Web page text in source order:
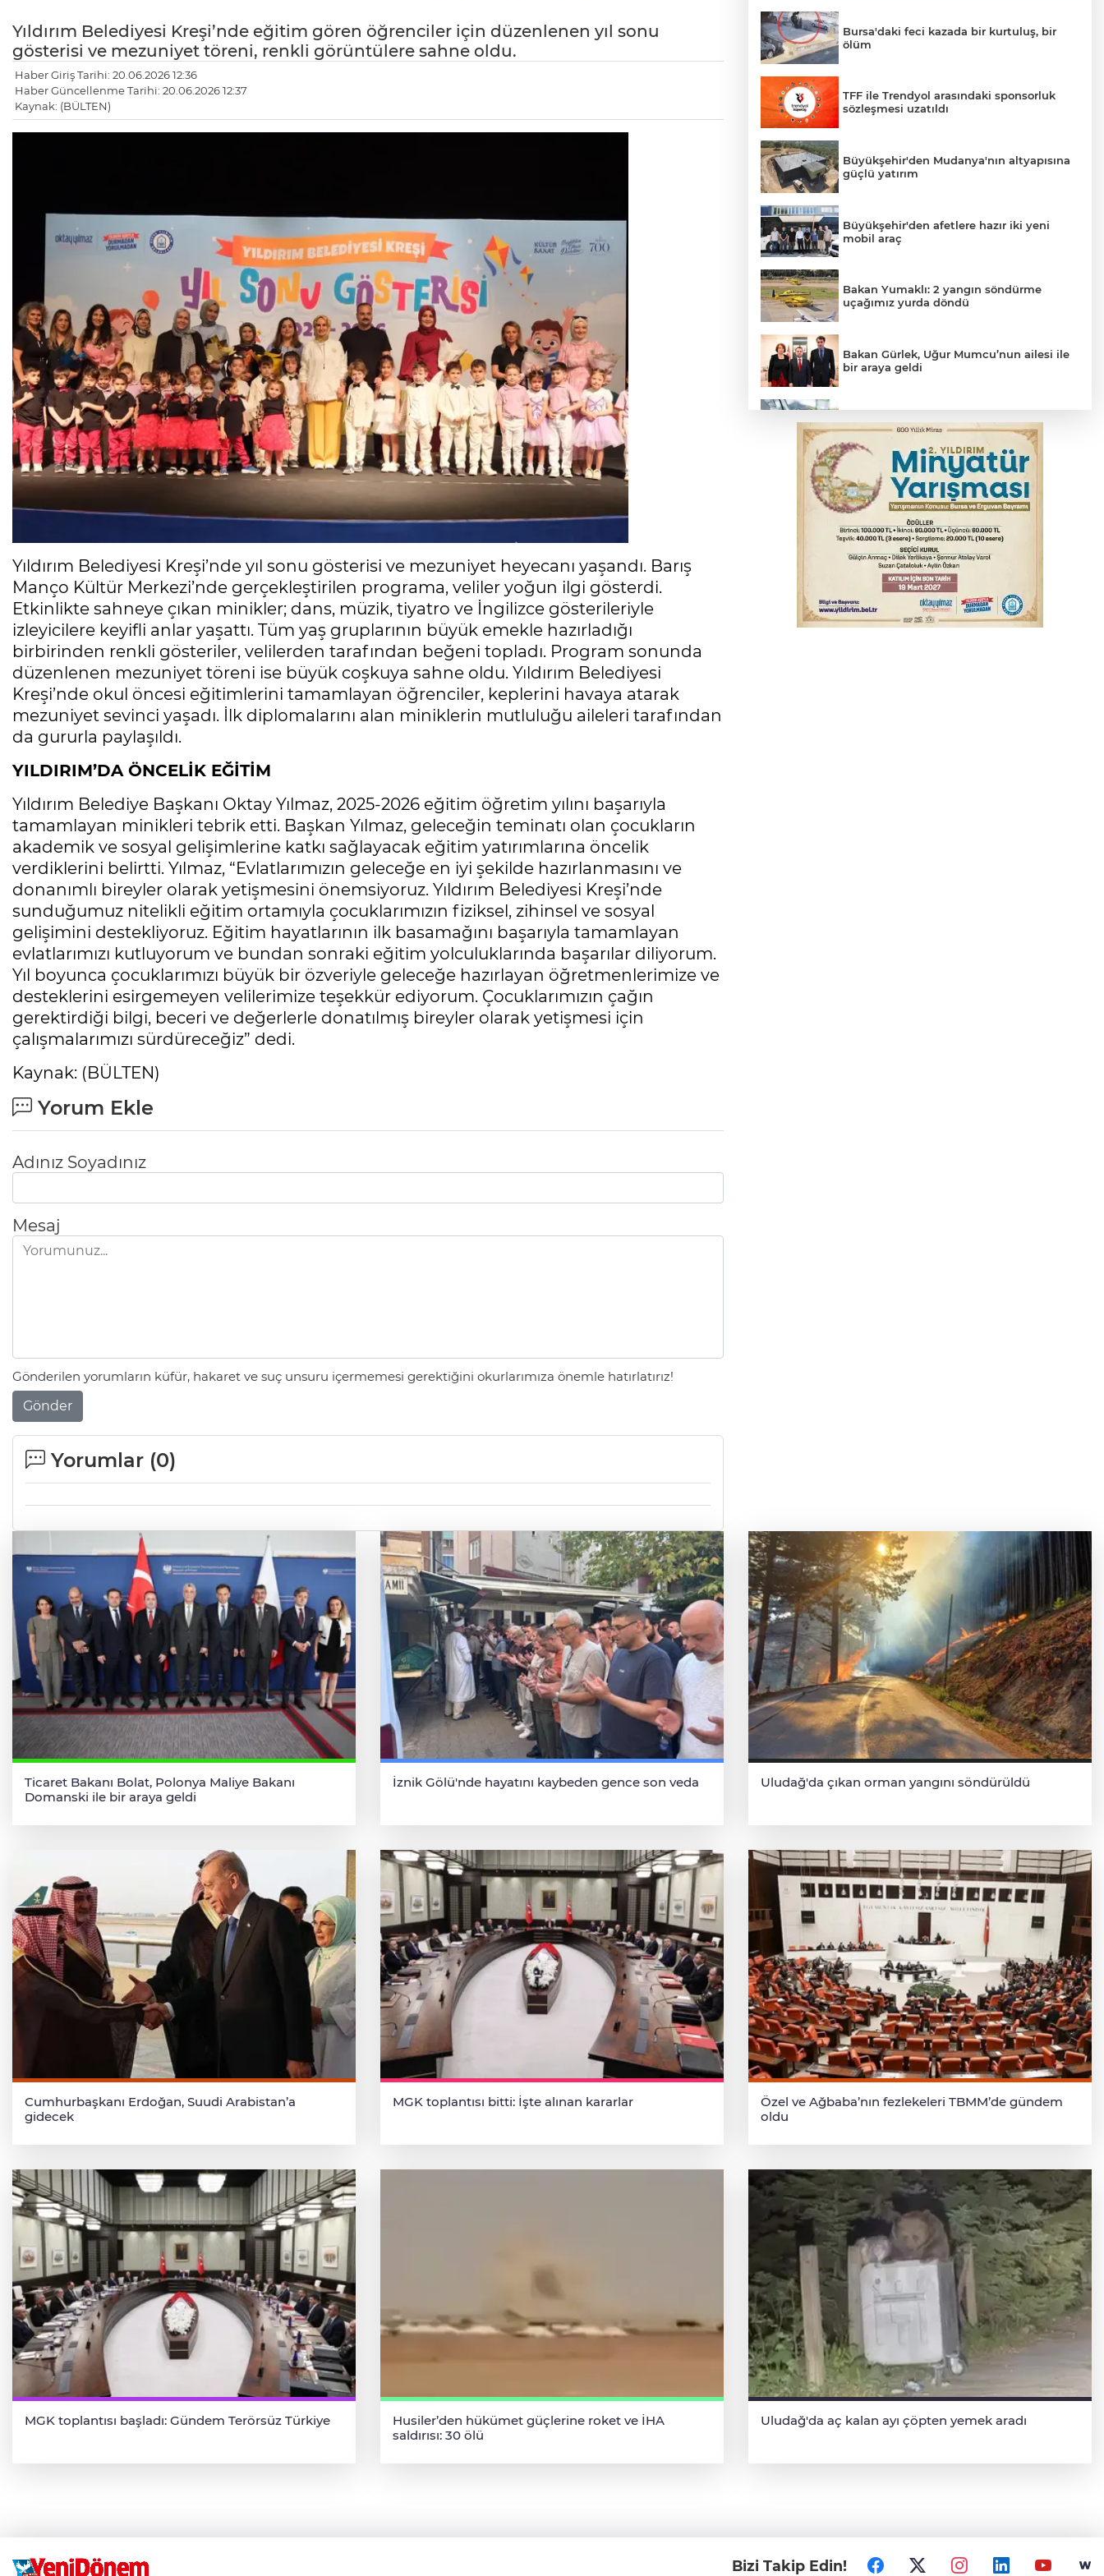
Yıldırım Belediyesi Kreşi’nde eğitim gören öğrenciler için düzenlenen yıl sonu
gösterisi ve mezuniyet töreni, renkli görüntülere sahne oldu.
Haber Giriş Tarihi: 20.06.2026 12:36
Haber Güncellenme Tarihi: 20.06.2026 12:37
Kaynak: (BÜLTEN)
Yıldırım Belediyesi Kreşi’nde yıl sonu gösterisi ve mezuniyet heyecanı yaşandı. Barış
Manço Kültür Merkezi’nde gerçekleştirilen programa, veliler yoğun ilgi gösterdi.
Etkinlikte sahneye çıkan minikler; dans, müzik, tiyatro ve İngilizce gösterileriyle
izleyicilere keyifli anlar yaşattı. Tüm yaş gruplarının büyük emekle hazırladığı
birbirinden renkli gösteriler, velilerden tarafından beğeni topladı. Program sonunda
düzenlenen mezuniyet töreni ise büyük coşkuya sahne oldu. Yıldırım Belediyesi
Kreşi’nde okul öncesi eğitimlerini tamamlayan öğrenciler, keplerini havaya atarak
mezuniyet sevinci yaşadı. İlk diplomalarını alan miniklerin mutluluğu aileleri tarafından
da gururla paylaşıldı.
YILDIRIM’DA ÖNCELİK EĞİTİM
Yıldırım Belediye Başkanı Oktay Yılmaz, 2025-2026 eğitim öğretim yılını başarıyla
tamamlayan minikleri tebrik etti. Başkan Yılmaz, geleceğin teminatı olan çocukların
akademik ve sosyal gelişimlerine katkı sağlayacak eğitim yatırımlarına öncelik
verdiklerini belirtti. Yılmaz, “Evlatlarımızın geleceğe en iyi şekilde hazırlanmasını ve
donanımlı bireyler olarak yetişmesini önemsiyoruz. Yıldırım Belediyesi Kreşi’nde
sunduğumuz nitelikli eğitim ortamıyla çocuklarımızın fiziksel, zihinsel ve sosyal
gelişimini destekliyoruz. Eğitim hayatlarının ilk basamağını başarıyla tamamlayan
evlatlarımızı kutluyorum ve bundan sonraki eğitim yolculuklarında başarılar diliyorum.
Yıl boyunca çocuklarımızı büyük bir özveriyle geleceğe hazırlayan öğretmenlerimize ve
desteklerini esirgemeyen velilerimize teşekkür ediyorum. Çocuklarımızın çağın
gerektirdiği bilgi, beceri ve değerlerle donatılmış bireyler olarak yetişmesi için
çalışmalarımızı sürdüreceğiz” dedi.
Kaynak: (BÜLTEN)
Yorum Ekle
Adınız Soyadınız
Mesaj
Gönderilen yorumların küfür, hakaret ve suç unsuru içermemesi gerektiğini okurlarımıza önemle hatırlatırız!
Gönder
Yorumlar (0)
Bursa'daki feci kazada bir kurtuluş, bir
ölüm
TFF ile Trendyol arasındaki sponsorluk
sözleşmesi uzatıldı
Büyükşehir'den Mudanya'nın altyapısına
güçlü yatırım
Büyükşehir'den afetlere hazır iki yeni
mobil araç
Bakan Yumaklı: 2 yangın söndürme
uçağımız yurda döndü
Bakan Gürlek, Uğur Mumcu’nun ailesi ile
bir araya geldi
yansıyacak mı?
YENİ Parti Genel Başkanı Özel'den
Çerçeve Yasa yorumu
Serbest piyasada döviz fiyatları
Serbest piyasada altın fiyatları...
Ticaret Bakanı Bolat, Polonya Maliye Bakanı
Domanski ile bir araya geldi
İznik Gölü'nde hayatını kaybeden gence son veda Uludağ'da çıkan orman yangını söndürüldü
Cumhurbaşkanı Erdoğan, Suudi Arabistan’a
gidecek
MGK toplantısı bitti: İşte alınan kararlar
Özel ve Ağbaba’nın fezlekeleri TBMM’de gündem
oldu
MGK toplantısı başladı: Gündem Terörsüz Türkiye
Husiler’den hükümet güçlerine roket ve İHA
saldırısı: 30 ölü
Uludağ'da aç kalan ayı çöpten yemek aradı
Bizi Takip Edin!